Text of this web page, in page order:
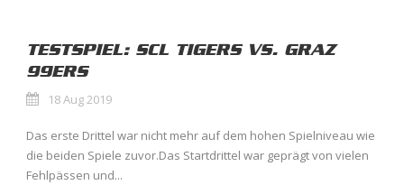
TESTSPIEL: SCL TIGERS VS. GRAZ
99ERS
18 Aug 2019
Das erste Drittel war nicht mehr auf dem hohen Spielniveau wie
die beiden Spiele zuvor.Das Startdrittel war geprägt von vielen
Fehlpässen und...